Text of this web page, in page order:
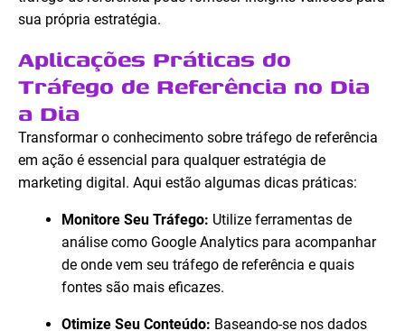
sua própria estratégia.
Aplicações Práticas do
Tráfego de Referência no Dia
a Dia
Transformar o conhecimento sobre tráfego de referência
em ação é essencial para qualquer estratégia de
marketing digital. Aqui estão algumas dicas práticas:
Monitore Seu Tráfego: Utilize ferramentas de
análise como Google Analytics para acompanhar
de onde vem seu tráfego de referência e quais
fontes são mais eficazes.
Otimize Seu Conteúdo: Baseando-se nos dados